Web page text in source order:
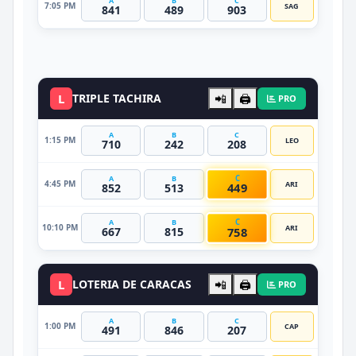
7:05 PM 841 489 903 SAG
L TRIPLE TACHIRA 📲 🖨️ PRO
1:15 PM A
710
B
242
C
208 LEO
4:45 PM A
852
B
513
C
449 ARI
10:10 PM A
667
B
815
C
758 ARI
L LOTERIA DE CARACAS 📲 🖨️ PRO
1:00 PM A
491
B
846
C
207 CAP